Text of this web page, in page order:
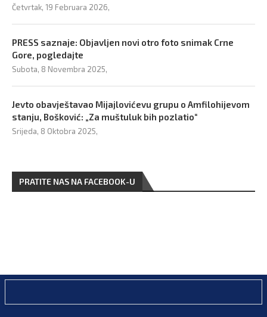
Četvrtak, 19 Februara 2026,
PRESS saznaje: Objavljen novi otro foto snimak Crne
Gore, pogledajte
Subota, 8 Novembra 2025,
Jevto obavještavao Mijajlovićevu grupu o Amfilohijevom
stanju, Bošković: „Za muštuluk bih pozlatio“
Srijeda, 8 Oktobra 2025,
PRATITE NAS NA FACEBOOK-U